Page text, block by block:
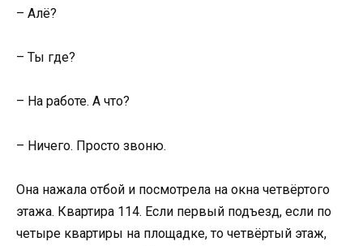
– Алё?
– Ты где?
– На работе. А что?
– Ничего. Просто звоню.
Она нажала отбой и посмотрела на окна четвёртого
этажа. Квартира 114. Если первый подъезд, если по
четыре квартиры на площадке, то четвёртый этаж,